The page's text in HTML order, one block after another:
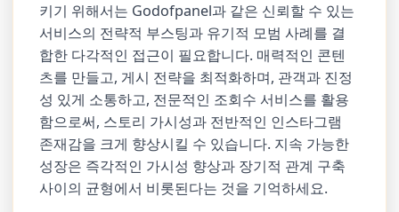
키기 위해서는 Godofpanel과 같은 신뢰할 수 있는
서비스의 전략적 부스팅과 유기적 모범 사례를 결
합한 다각적인 접근이 필요합니다. 매력적인 콘텐
츠를 만들고, 게시 전략을 최적화하며, 관객과 진정
성 있게 소통하고, 전문적인 조회수 서비스를 활용
함으로써, 스토리 가시성과 전반적인 인스타그램
존재감을 크게 향상시킬 수 있습니다. 지속 가능한
성장은 즉각적인 가시성 향상과 장기적 관계 구축
사이의 균형에서 비롯된다는 것을 기억하세요.